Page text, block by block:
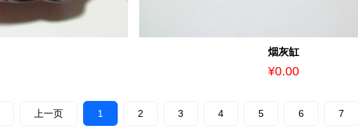
烟灰缸
¥0.00
上一页 1 2 3 4 5 6 7